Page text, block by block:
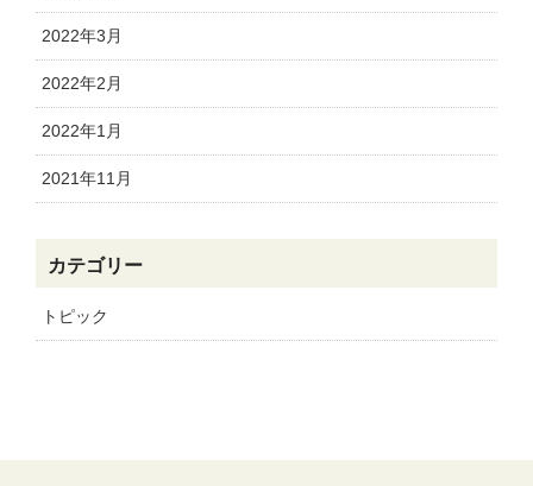
2022年3月
2022年2月
2022年1月
2021年11月
カテゴリー
トピック